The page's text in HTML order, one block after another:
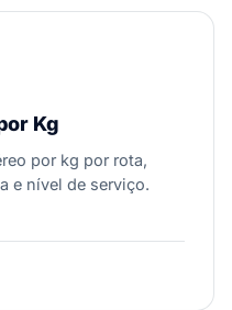
Kg
por kg por rota,
e nível de serviço.